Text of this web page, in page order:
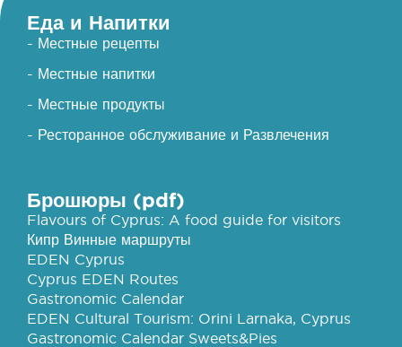
Еда и Напитки
- Местные рецепты
- Местные напитки
- Местные продукты
- Ресторанное обслуживание и Развлечения
Брошюры (pdf)
Flavours of Cyprus: A food guide for visitors
Кипр Винные маршруты
EDEN Cyprus
Cyprus EDEN Routes
Gastronomic Calendar
EDEN Cultural Tourism: Orini Larnaka, Cyprus
Gastronomic Calendar Sweets&Pies